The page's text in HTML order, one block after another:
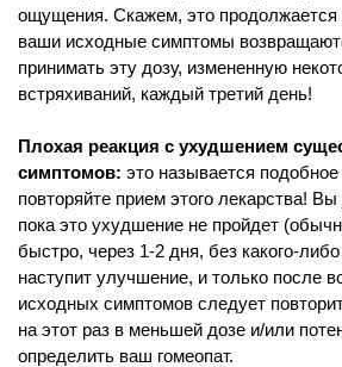
ощущения. Скажем, это продолжается
ваши исходные симптомы
принимать эту дозу, измененную
встряхиваний, каждый третий день!
Плохая реакция с ухудшением
симптомов: это называется
повторяйте прием этого лекарства!
пока это ухудшение не пройдет
быстро, через 1-2 дня, без какого-
наступит улучшение, и только после
исходных симптомов следует
на этот раз в меньшей дозе и/или
определить ваш гомеопат.